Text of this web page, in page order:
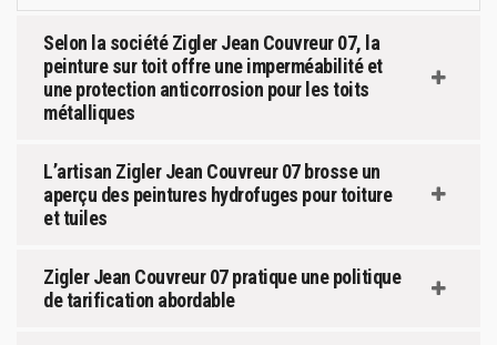
Selon la société Zigler Jean Couvreur 07, la
peinture sur toit offre une imperméabilité et
une protection anticorrosion pour les toits
métalliques
L’artisan Zigler Jean Couvreur 07 brosse un
aperçu des peintures hydrofuges pour toiture
et tuiles
Zigler Jean Couvreur 07 pratique une politique
de tarification abordable